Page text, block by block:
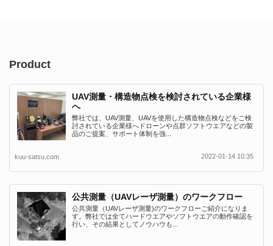
Product
UAV測量・構造物点検を検討されている企業様
へ
弊社では、UAV測量、UAVを使用した構造物点検などをご検
討されている企業様へドローンや点群ソフトウエアなどの製
品のご提案、サポート体制を強...
kuu-satsu.com 2022-01-14 10:35
公共測量（UAVレーザ測量）のワークフロー
公共測量（UAVレーザ測量)のワークフローご紹介になりま
す。弊社では全てハードウエアやソフトウエアの動作確認を
行い、その結果としてノウハウも...